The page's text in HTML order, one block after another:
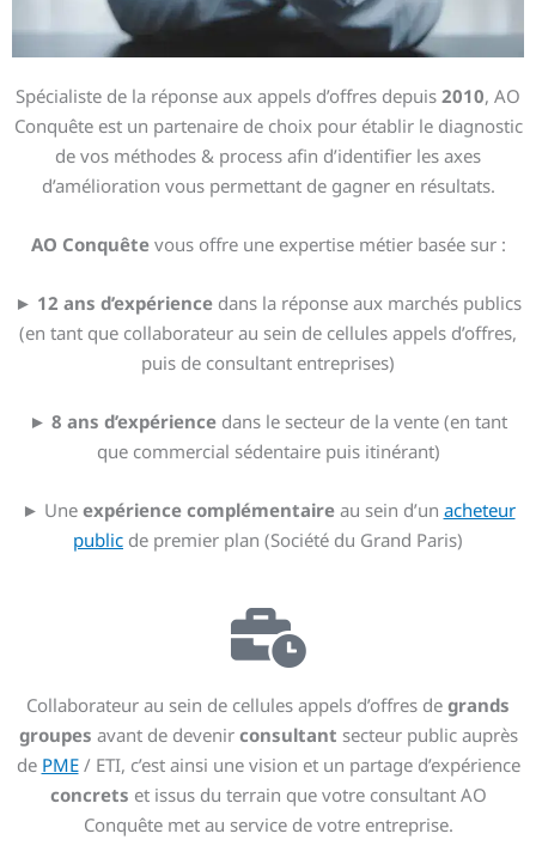
Spécialiste de la réponse aux appels d’offres depuis 2010, AO
Conquête est un partenaire de choix pour établir le diagnostic
de vos méthodes & process afin d’identifier les axes
d’amélioration vous permettant de gagner en résultats.
AO Conquêtevous offre une expertise métier basée sur :
► 12 ans d’expérience dans la réponse aux marchés publics
(en tant que collaborateur au sein de cellules appels d’offres,
puis de consultant entreprises)
► 8 ans d’expérience dans le secteur de la vente (en tant
que commercial sédentaire puis itinérant)
► Une expérience complémentaireau sein d’un acheteur
public de premier plan (Société du Grand Paris)
Collaborateur au sein de cellules appels d’offres de grands
groupes avant de devenir consultant secteur public auprès
de PME/ ETI, c’est ainsi une vision et un partage d’expérience
concrets et issus du terrain que votre consultant AO
Conquête met au service de votre entreprise.